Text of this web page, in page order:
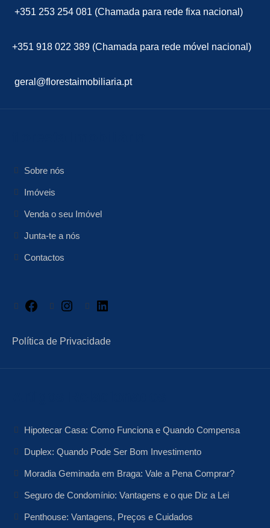
+351 253 254 081 (Chamada para rede fixa nacional)
+351 918 022 389 (Chamada para rede móvel nacional)
geral@florestaimobiliaria.pt
Sobre nós
Imóveis
Venda o seu Imóvel
Junta-te a nós
Contactos
Facebook Instagram
Política de Privacidade
Hipotecar Casa: Como Funciona e Quando Compensa
Duplex: Quando Pode Ser Bom Investimento
Moradia Geminada em Braga: Vale a Pena Comprar?
Seguro de Condomínio: Vantagens e o que Diz a Lei
Penthouse: Vantagens, Preços e Cuidados